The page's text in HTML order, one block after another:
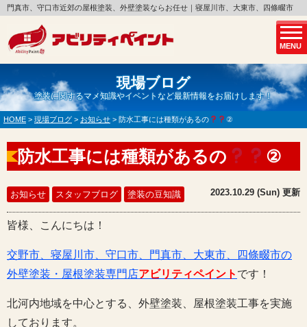
MENU
門真市、守口市近郊の屋根塗装、外壁塗装ならお任せ｜寝屋川市、大東市、四條畷市
現場ブログ
塗装に関するマメ知識やイベントなど最新情報をお届けします！
HOME > 現場ブログ > お知らせ > 防水工事には種類があるの ②
防水工事には種類があるの ②
お知らせ スタッフブログ 塗装の豆知識 2023.10.29 (Sun) 更新
皆様、こんにちは！
交野市、寝屋川市、守口市、門真市、大東市、四條畷市の
外壁塗装・屋根塗装専門店アビリティペイント です！
北河内地域を中心とする、外壁塗装、屋根塗装工事を実施
しております。